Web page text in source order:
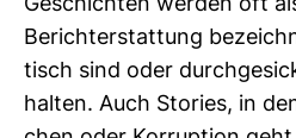
Geschichten werden oft
Bericht­erstat­tung
tisch sind oder
halten. Auch Sto­ries, in